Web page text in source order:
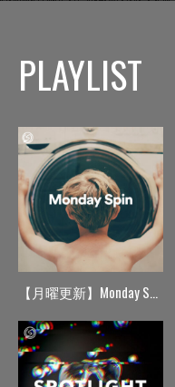
PLAYLIST
【月曜更新】Monday Spin